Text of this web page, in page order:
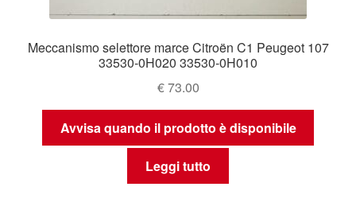
Meccanismo selettore marce Citroën C1 Peugeot 107
33530-0H020 33530-0H010
€73.00
Avvisa quando il prodotto è disponibile
Leggi tutto